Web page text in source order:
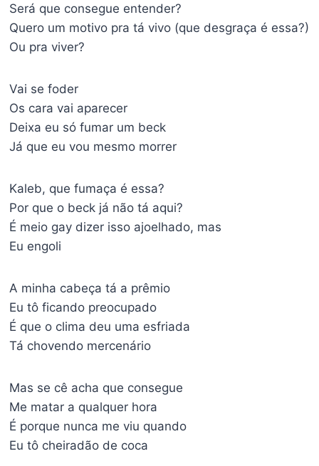
Será que consegue entender?
Quero um motivo pra tá vivo (que desgraça é essa?)
Ou pra viver?
Vai se foder
Os cara vai aparecer
Deixa eu só fumar um beck
Já que eu vou mesmo morrer
Kaleb, que fumaça é essa?
Por que o beck já não tá aqui?
É meio gay dizer isso ajoelhado, mas
Eu engoli
A minha cabeça tá a prêmio
Eu tô ficando preocupado
É que o clima deu uma esfriada
Tá chovendo mercenário
Mas se cê acha que consegue
Me matar a qualquer hora
É porque nunca me viu quando
Eu tô cheiradão de coca